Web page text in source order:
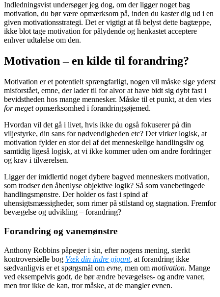
Indledningsvist undersøger jeg dog, om der ligger noget bag
motivation, du bør være opmærksom på, inden du kaster dig ud i en
given motivationsstrategi. Det er vigtigt at få belyst dette bagtæppe,
ikke blot tage motivation for pålydende og henkastet acceptere
enhver udtalelse om den.
Motivation – en kilde til forandring?
Motivation er et potentielt sprængfarligt, nogen vil måske sige yderst
misforstået, emne, der lader til for alvor at have bidt sig dybt fast i
bevidstheden hos mange mennesker. Måske til et punkt, at den vies
for megetopmærksomhed i forandringsøjemed.
Hvordan vil det gå i livet, hvis ikke du også fokuserer på din
viljestyrke, din sans for nødvendigheden etc? Det virker logisk, at
motivation fylder en stor del af det menneskelige handlingsliv og
samtidig ligeså logisk, at vi ikke kommer uden om andre fordringer
og krav i tilværelsen.
Ligger der imidlertid noget dybere bagved menneskers motivation,
som trodser den åbenlyse objektive logik? Så som vanebetingede
handlingsmønstre. Der holder os fast i spind af
uhensigtsmæssigheder, som rimer på stilstand og stagnation. Fremfor
bevægelse og udvikling – forandring?
Forandring og vanemønstre
Anthony Robbins påpeger i sin, efter nogens mening, stærkt
kontroversielle bog Væk din indre gigant, at forandring ikke
sædvanligvis er et spørgsmål om evne, men om motivation. Mange
ved eksempelvis godt, de bør ændre bevægelses- og andre vaner,
men tror ikke de kan, tror måske, at de mangler evnen.